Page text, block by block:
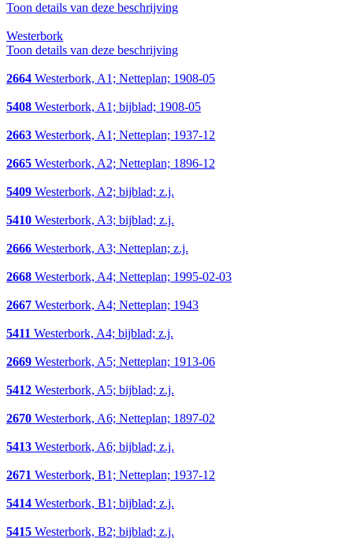
Toon details van deze beschrijving
Westerbork
Toon details van deze beschrijving
2664 Westerbork, A1; Netteplan; 1908-05
5408 Westerbork, A1; bijblad; 1908-05
2663 Westerbork, A1; Netteplan; 1937-12
2665 Westerbork, A2; Netteplan; 1896-12
5409 Westerbork, A2; bijblad; z.j.
5410 Westerbork, A3; bijblad; z.j.
2666 Westerbork, A3; Netteplan; z.j.
2668 Westerbork, A4; Netteplan; 1995-02-03
2667 Westerbork, A4; Netteplan; 1943
5411 Westerbork, A4; bijblad; z.j.
2669 Westerbork, A5; Netteplan; 1913-06
5412 Westerbork, A5; bijblad; z.j.
2670 Westerbork, A6; Netteplan; 1897-02
5413 Westerbork, A6; bijblad; z.j.
2671 Westerbork, B1; Netteplan; 1937-12
5414 Westerbork, B1; bijblad; z.j.
5415 Westerbork, B2; bijblad; z.j.